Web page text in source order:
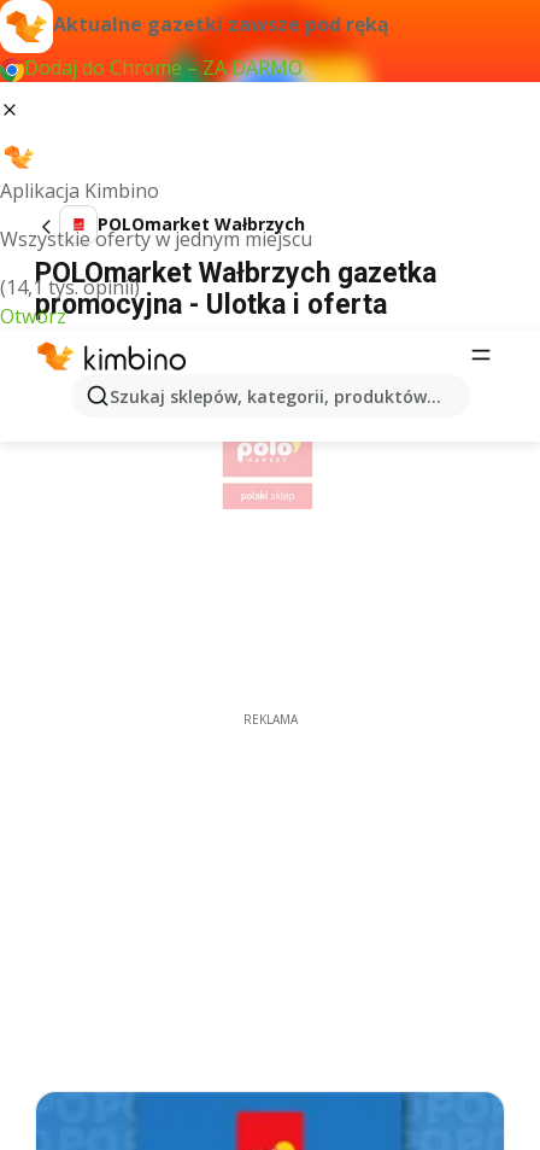
Aktualne gazetki zawsze pod ręką
Dodaj do Chrome – ZA DARMO
Aplikacja Kimbino
Wszystkie oferty w jednym miejscu
(14,1 tys. opinii)
Otwórz
Szukaj sklepów, kategorii, produktów...
POLOmarket Wałbrzych
POLOmarket Wałbrzych gazetka
promocyjna - Ulotka i oferta
REKLAMA